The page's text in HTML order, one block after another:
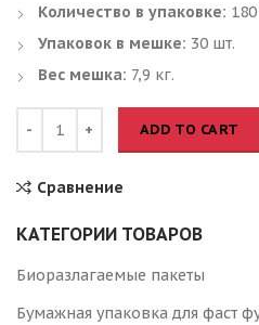
Количество в упаковке:
Упаковок в мешке: 30 шт.
Вес мешка: 7,9 кг.
ADD TO CART
Сравнение
КАТЕГОРИИ ТОВАРОВ
Биоразлагаемые пакеты
Бумажная упаковка для фаст